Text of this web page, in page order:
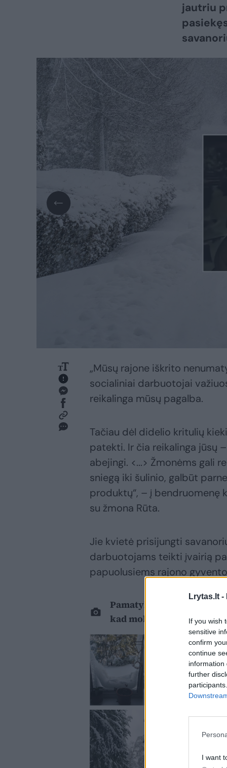
Lrytas.lt -
If you wish
sensitive
confirm
continue
information
further
I want
jautriu
„Mūsų rajone iškrito
socialiniai darbuotojai
reikalinga mūsų pagalba.
Tačiau dėl didelio kritulių
patekti. Ir čia reikalinga jūsų
abejingi. <...> Žmonėms gali
sniegą iki šulinio, galbūt
produktų“, – į bendruomenę
su žmona Rūta.
Jie kvietė prisijungti
darbuotojams teikti įvairią
papuolusiems rajono
Pamatykite, kaip
kad mokyklose stabdys